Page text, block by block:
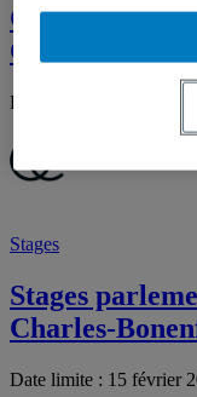
Concours de
CRIDAQ
Date limite : 30 janvier
Stages
Stages
Charles-
Date limite : 15 février